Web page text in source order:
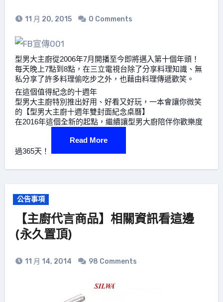
11 月 20, 2015 0 Comments
型男大主廚從2006年7月開播至今即將邁入第十個年頭！
每天晚上7點到8點，在三立電視台除了分享料理知識、無
私分享了許多料理偷吃步之外，也藉由料理傳遞歡笑。
在這個值得紀念的十週年
型男大主廚特別推出好用、好看又好玩，一本會讓你微笑
的【型男大主廚十週年雙封面紀念桌曆】
在2016年這個全新的起點，繼續讓型男大廚陪伴你歡樂度
過365天！
Read More
公告事項
【主廚代言商品】相關資訊看這邊
(永久置頂)
11 月 14, 2014 98 Comments